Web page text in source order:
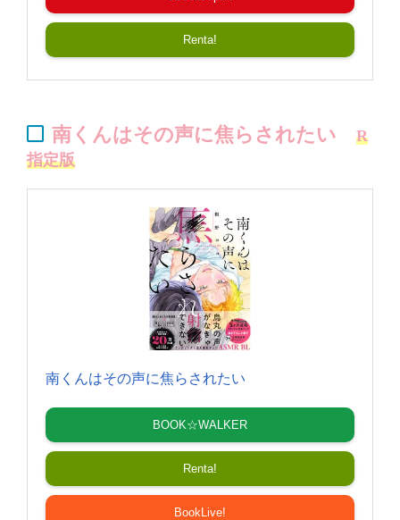
Renta!
南くんはその声に焦らされたい
R
指定版
南くんはその声に焦らされたい
BOOK☆WALKER
Renta!
BookLive!